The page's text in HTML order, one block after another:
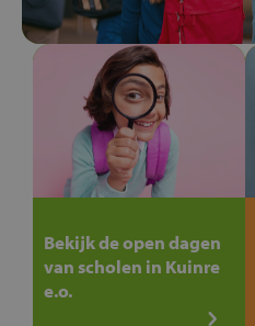
Bekijk de open dagen
van scholen in Kuinre
e.o.